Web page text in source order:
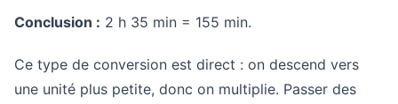
Conclusion : 2 h 35 min = 155 min.
Ce type de conversion est direct : on descend vers
une unité plus petite, donc on multiplie. Passer des